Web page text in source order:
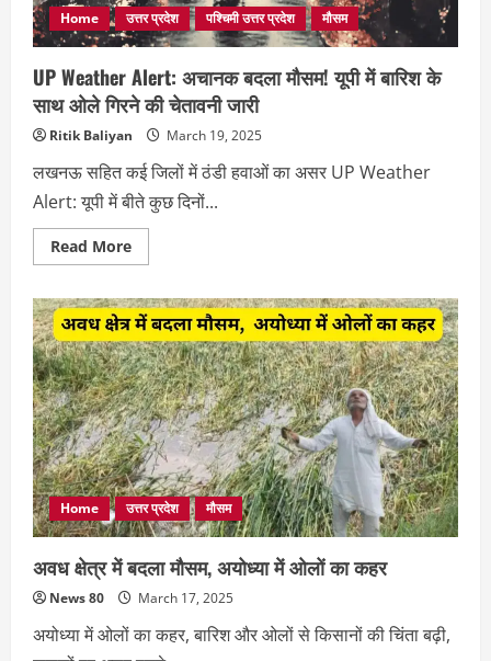
Home उत्तर प्रदेश पश्चिमी उत्तर प्रदेश मौसम
UP Weather Alert: अचानक बदला मौसम! यूपी में बारिश के
साथ ओले गिरने की चेतावनी जारी
Ritik Baliyan March 19, 2025
लखनऊ सहित कई जिलों में ठंडी हवाओं का असर UP Weather
Alert: यूपी में बीते कुछ दिनों...
Read MoreRead
more
Weather
Alert:
अचानक
बदला
मौसम!
यूपी
में
बारिश
के
साथ
ओले
गिरने
की
चेतावनी
जारी
Home उत्तर प्रदेश मौसम
अवध क्षेत्र में बदला मौसम, अयोध्या में ओलों का कहर
News 80 March 17, 2025
अयोध्या में ओलों का कहर, बारिश और ओलों से किसानों की चिंता बढ़ी,